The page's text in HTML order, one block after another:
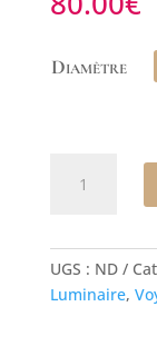
Diamètre
en
ikat
UGS : ND
Luminaire,